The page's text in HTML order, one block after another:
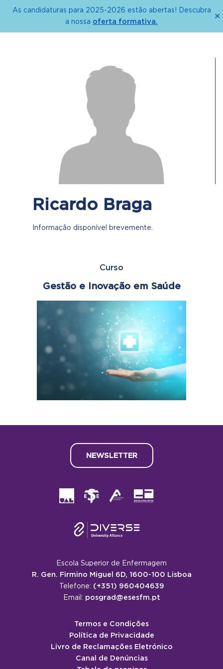
As candidaturas para 2025-2026 estão abertas! Descubra
a nossa oferta formativa.
✕
Ricardo Braga
Informação disponível brevemente.
Curso
Gestão e Inovação em Saúde
NEWSLETTER
Escola Superior de Enfermagem
R. Gen. Firmino Miguel 6D, 1600-100 Lisboa
Telefone: (+351) 960404639
Email: posgrad@esesfm.pt
Termos e Condições
Política de Privacidade
Livro de Reclamações Eletrónico
Canal de Denúncias